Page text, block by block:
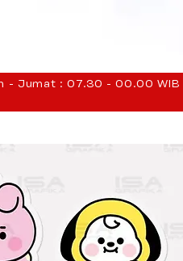
- Jumat : 07.30 - 00.00